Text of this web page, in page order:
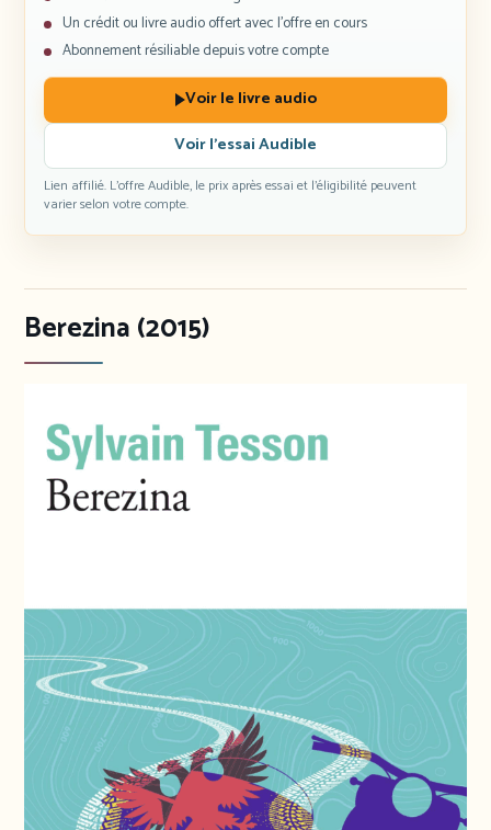
Un crédit ou livre audio offert avec l’offre en cours
Abonnement résiliable depuis votre compte
Voir le livre audio
Voir l’essai Audible
Lien affilié. L’offre Audible, le prix après essai et l’éligibilité peuvent
varier selon votre compte.
Berezina (2015)